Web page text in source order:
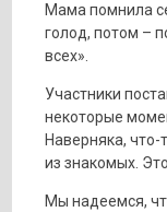
Мама помнила
голод, потом –
всех».
Участники
некоторые
Наверняка, что-
из знакомых.
Мы надеемся,